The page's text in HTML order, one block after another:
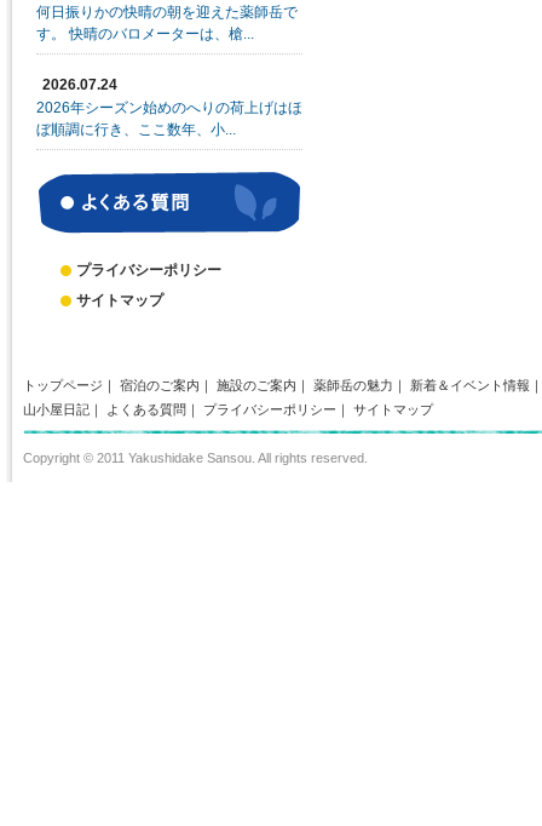
何日振りかの快晴の朝を迎えた薬師岳で
す。 快晴のバロメーターは、槍...
2026.07.24
2026年シーズン始めのへりの荷上げはほ
ぼ順調に行き、ここ数年、小...
プライバシーポリシー
サイトマップ
トップページ ｜ 宿泊のご案内 ｜ 施設のご案内 ｜ 薬師岳の魅力 ｜ 新着＆イベント情報 ｜
山小屋日記 ｜ よくある質問 ｜ プライバシーポリシー ｜ サイトマップ
Copyright © 2011 Yakushidake Sansou. All rights reserved.